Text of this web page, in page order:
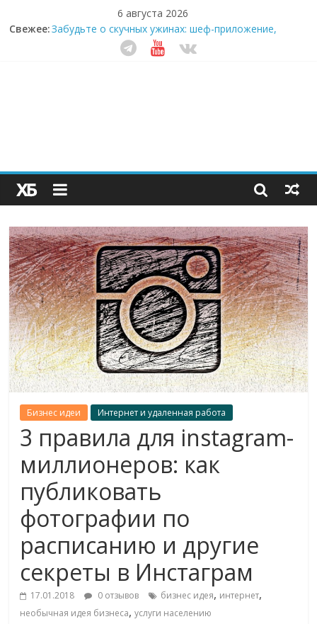
6 августа 2026
Свежее: Секрет супергидратации: почему кокосовая вода с
пребиотиками становится главным трендом
здорового питания
Как простая наклейка заставляет миллионы людей
не забывать о самом важном креме этим летом
Бизнес идеи Интернет и удаленная работа
3 правила для instagram-
миллионеров: как
публиковать
фотографии по
расписанию и другие
секреты в Инстаграм
17.01.2018 0 отзывов бизнес идея, интернет,
необычная идея бизнеса,услуги населению